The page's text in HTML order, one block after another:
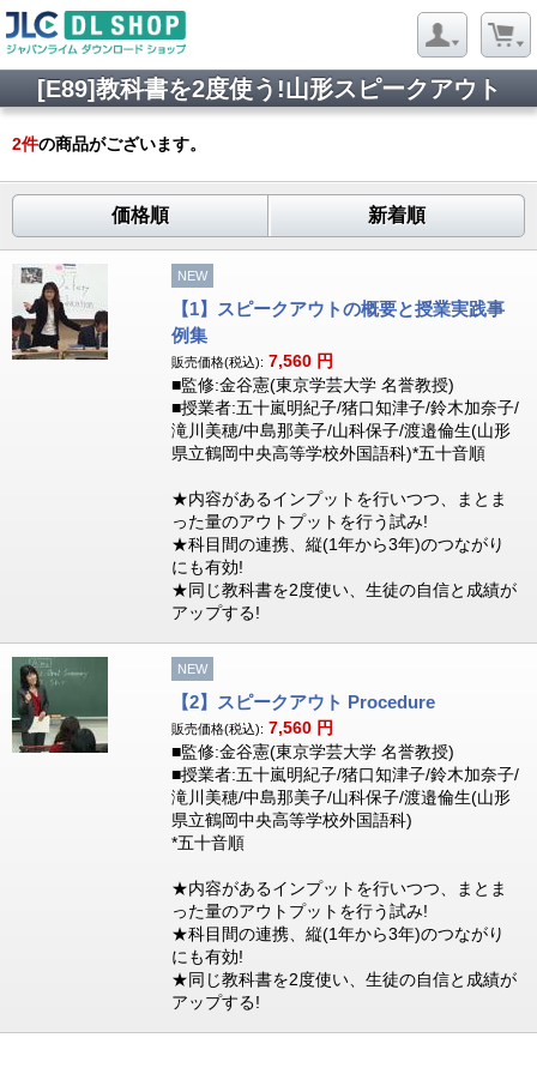
[E89]教科書を2度使う!山形スピークアウト
2件の商品がございます。
価格順 新着順
NEW
【1】スピークアウトの概要と授業実践事
例集
販売価格(税込): 7,560 円
■監修:金谷憲(東京学芸大学 名誉教授)
■授業者:五十嵐明紀子/猪口知津子/鈴木加奈子/
滝川美穂/中島那美子/山科保子/渡邉倫生(山形
県立鶴岡中央高等学校外国語科)*五十音順
★内容があるインプットを行いつつ、まとま
った量のアウトプットを行う試み!
★科目間の連携、縦(1年から3年)のつながり
にも有効!
★同じ教科書を2度使い、生徒の自信と成績が
アップする!
NEW
【2】スピークアウト Procedure
販売価格(税込): 7,560 円
■監修:金谷憲(東京学芸大学 名誉教授)
■授業者:五十嵐明紀子/猪口知津子/鈴木加奈子/
滝川美穂/中島那美子/山科保子/渡邉倫生(山形
県立鶴岡中央高等学校外国語科)
*五十音順
★内容があるインプットを行いつつ、まとま
った量のアウトプットを行う試み!
★科目間の連携、縦(1年から3年)のつながり
にも有効!
★同じ教科書を2度使い、生徒の自信と成績が
アップする!